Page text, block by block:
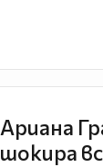
Ариана
шокира